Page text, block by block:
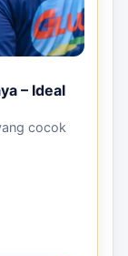
– Ideal
cocok